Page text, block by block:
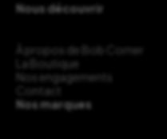
Nous découvrir
À propos de Bob Corner
La Boutique
Nos engagements
Contact
Nos marques